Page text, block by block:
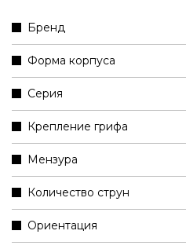
Бренд
Форма корпуса
Серия
Крепление грифа
Мензура
Количество струн
Ориентация